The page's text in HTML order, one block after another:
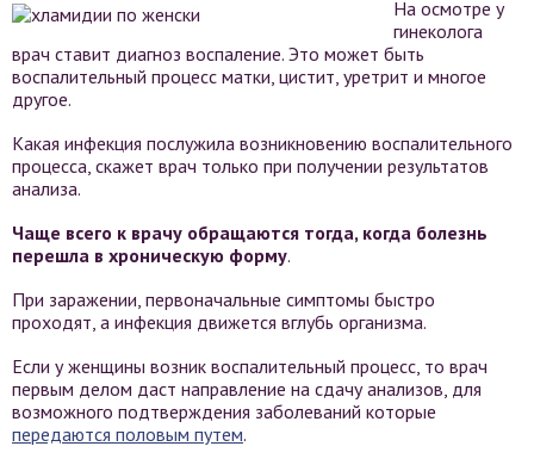
На осмотре у
гинеколога
врач ставит диагноз воспаление. Это может быть
воспалительный процесс матки, цистит, уретрит и многое
другое.
Какая инфекция послужила возникновению воспалительного
процесса, скажет врач только при получении результатов
анализа.
Чаще всего к врачу обращаются тогда, когда болезнь
перешла в хроническую форму.
При заражении, первоначальные симптомы быстро
проходят, а инфекция движется вглубь организма.
Если у женщины возник воспалительный процесс, то врач
первым делом даст направление на сдачу анализов, для
возможного подтверждения заболеваний которые
передаются половым путем.